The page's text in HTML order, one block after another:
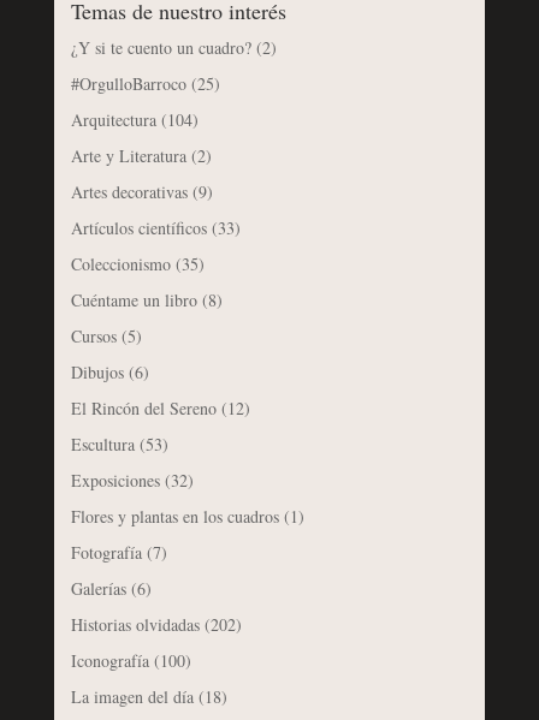
Temas de nuestro interés
¿Y si te cuento un cuadro?(2)
#OrgulloBarroco(25)
Arquitectura(104)
Arte y Literatura(2)
Artes decorativas(9)
Artículos científicos(33)
Coleccionismo(35)
Cuéntame un libro(8)
Cursos(5)
Dibujos(6)
El Rincón del Sereno(12)
Escultura(53)
Exposiciones(32)
Flores y plantas en los cuadros(1)
Fotografía(7)
Galerías(6)
Historias olvidadas(202)
Iconografía(100)
La imagen del día(18)